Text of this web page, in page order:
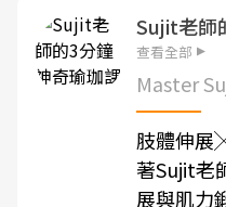
Sujit老師
查看全部
Master
肢體伸
著Sujit老
展與肌力